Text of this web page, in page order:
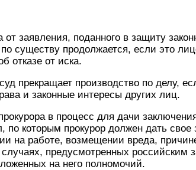
от заявления, поданного в защиту
существу продолжается, если это
отказе от иска.
прекращает производство по делу,
и законные интересы других лиц.
в процесс для дачи
по которым прокурор должен дать
на работе, возмещении вреда,
предусмотренных российским
на него полномочий.